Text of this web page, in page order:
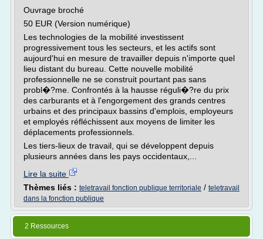
Ouvrage broché
50 EUR (Version numérique)
Les technologies de la mobilité investissent
progressivement tous les secteurs, et les actifs sont
aujourd'hui en mesure de travailler depuis n'importe quel
lieu distant du bureau. Cette nouvelle mobilité
professionnelle ne se construit pourtant pas sans
probl�?me. Confrontés à la hausse réguli�?re du prix
des carburants et à l'engorgement des grands centres
urbains et des principaux bassins d'emplois, employeurs
et employés réfléchissent aux moyens de limiter les
déplacements professionnels.
Les tiers-lieux de travail, qui se développent depuis
plusieurs années dans les pays occidentaux,...
Lire la suite
Thèmes liés : teletravail fonction publique territoriale / teletravail
dans la fonction publique
2 Ressources